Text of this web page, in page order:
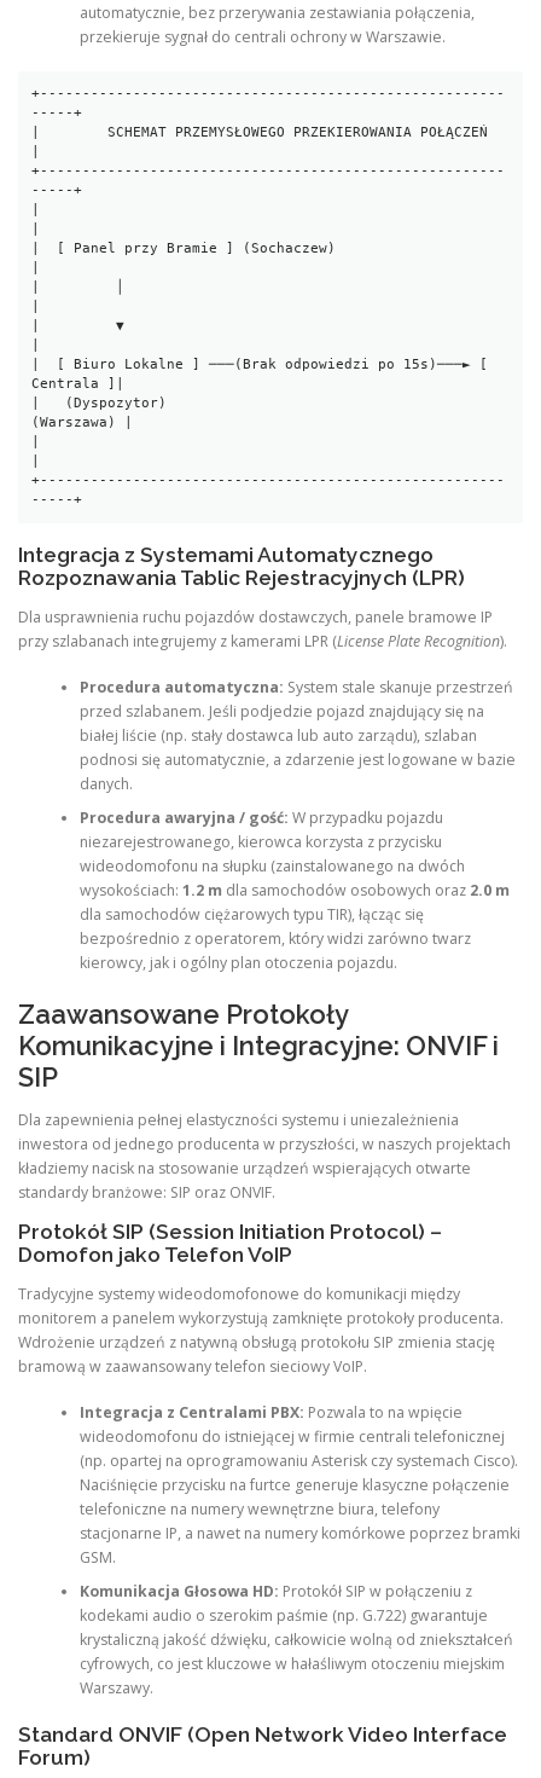
automatycznie, bez przerywania zestawiania połączenia,
przekieruje sygnał do centrali ochrony w Warszawie.
+-------------------------------------------------------
-----+
|        SCHEMAT PRZEMYSŁOWEGO PRZEKIEROWANIA POŁĄCZEŃ
+-------------------------------------------------------
-----+
|  [ Panel przy Bramie ] (Sochaczew)
|         ▼
|  [ Biuro Lokalne ] ───(Brak odpowiedzi po 15s)───► [
Centrala ]|
|   (Dyspozytor)
(Warszawa) |
+-------------------------------------------------------
Integracja z Systemami Automatycznego
Rozpoznawania Tablic Rejestracyjnych (LPR)
Dla usprawnienia ruchu pojazdów dostawczych, panele bramowe IP
przy szlabanach integrujemy z kamerami LPR (License Plate Recognition).
Procedura automatyczna: System stale skanuje przestrzeń
przed szlabanem. Jeśli podjedzie pojazd znajdujący się na
białej liście (np. stały dostawca lub auto zarządu), szlaban
podnosi się automatycznie, a zdarzenie jest logowane w bazie
danych.
Procedura awaryjna / gość: W przypadku pojazdu
niezarejestrowanego, kierowca korzysta z przycisku
wideodomofonu na słupku (zainstalowanego na dwóch
wysokościach: 1.2 m dla samochodów osobowych oraz 2.0 m
dla samochodów ciężarowych typu TIR), łącząc się
bezpośrednio z operatorem, który widzi zarówno twarz
kierowcy, jak i ogólny plan otoczenia pojazdu.
Zaawansowane Protokoły
Komunikacyjne i Integracyjne: ONVIF i
SIP
Dla zapewnienia pełnej elastyczności systemu i uniezależnienia
inwestora od jednego producenta w przyszłości, w naszych projektach
kładziemy nacisk na stosowanie urządzeń wspierających otwarte
standardy branżowe: SIP oraz ONVIF.
Protokół SIP (Session Initiation Protocol) –
Domofon jako Telefon VoIP
Tradycyjne systemy wideodomofonowe do komunikacji między
monitorem a panelem wykorzystują zamknięte protokoły producenta.
Wdrożenie urządzeń z natywną obsługą protokołu SIP zmienia stację
bramową w zaawansowany telefon sieciowy VoIP.
Integracja z Centralami PBX: Pozwala to na wpięcie
wideodomofonu do istniejącej w firmie centrali telefonicznej
(np. opartej na oprogramowaniu Asterisk czy systemach Cisco).
Naciśnięcie przycisku na furtce generuje klasyczne połączenie
telefoniczne na numery wewnętrzne biura, telefony
stacjonarne IP, a nawet na numery komórkowe poprzez bramki
GSM.
Komunikacja Głosowa HD: Protokół SIP w połączeniu z
kodekami audio o szerokim paśmie (np. G.722) gwarantuje
krystaliczną jakość dźwięku, całkowicie wolną od zniekształceń
cyfrowych, co jest kluczowe w hałaśliwym otoczeniu miejskim
Warszawy.
Standard ONVIF (Open Network Video Interface
Forum)